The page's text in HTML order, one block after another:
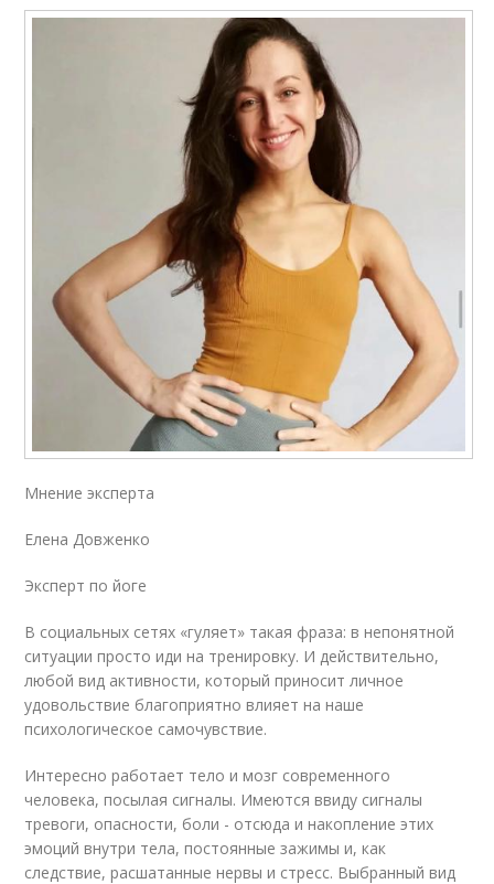
Мнение эксперта
Елена Довженко
Эксперт по йоге
В социальных сетях «гуляет» такая фраза: в непонятной
ситуации просто иди на тренировку. И действительно,
любой вид активности, который приносит личное
удовольствие благоприятно влияет на наше
психологическое самочувствие.
Интересно работает тело и мозг современного
человека, посылая сигналы. Имеются ввиду сигналы
тревоги, опасности, боли - отсюда и накопление этих
эмоций внутри тела, постоянные зажимы и, как
следствие, расшатанные нервы и стресс. Выбранный вид